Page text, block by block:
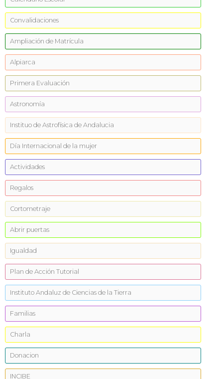
Convalidaciones
Ampliación de Matrícula
Alpiarca
Primera Evaluación
Astronomía
Instituo de Astrofísica de Andalucia
Día Internacional de la mujer
Actividades
Regalos
Cortometraje
Abrir puertas
Igualdad
Plan de Acción Tutorial
Instituto Andaluz de Ciencias de la Tierra
Familias
Charla
Donacion
INCIBE